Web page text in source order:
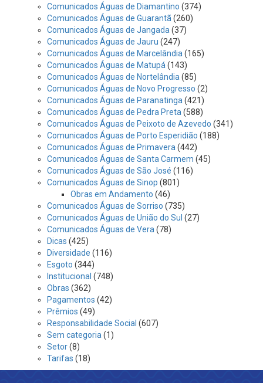
Comunicados Águas de Diamantino (374)
Comunicados Águas de Guarantã (260)
Comunicados Águas de Jangada (37)
Comunicados Águas de Jauru (247)
Comunicados Águas de Marcelândia (165)
Comunicados Águas de Matupá (143)
Comunicados Águas de Nortelândia (85)
Comunicados Águas de Novo Progresso (2)
Comunicados Águas de Paranatinga (421)
Comunicados Águas de Pedra Preta (588)
Comunicados Águas de Peixoto de Azevedo (341)
Comunicados Águas de Porto Esperidião (188)
Comunicados Águas de Primavera (442)
Comunicados Águas de Santa Carmem (45)
Comunicados Águas de São José (116)
Comunicados Águas de Sinop (801)
Obras em Andamento (46)
Comunicados Águas de Sorriso (735)
Comunicados Águas de União do Sul (27)
Comunicados Águas de Vera (78)
Dicas (425)
Diversidade (116)
Esgoto (344)
Institucional (748)
Obras (362)
Pagamentos (42)
Prêmios (49)
Responsabilidade Social (607)
Sem categoria (1)
Setor(8)
Tarifas (18)